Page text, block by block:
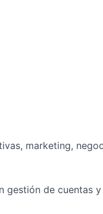
marketing,
gestión de cuentas